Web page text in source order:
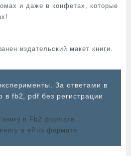
и даже в конфетах, которые
издательский макет книги.
За ответами в
в fb2, pdf без регистрации